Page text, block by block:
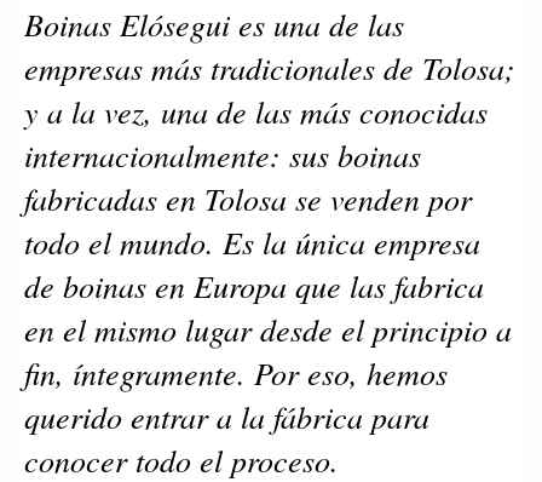
Boinas Elósegui es una de las
empresas más tradicionales de Tolosa;
y a la vez, una de las más conocidas
internacionalmente: sus boinas
fabricadas en Tolosa se venden por
todo el mundo. Es la única empresa
de boinas en Europa que las fabrica
en el mismo lugar desde el principio a
fin, íntegramente. Por eso, hemos
querido entrar a la fábrica para
conocer todo el proceso.